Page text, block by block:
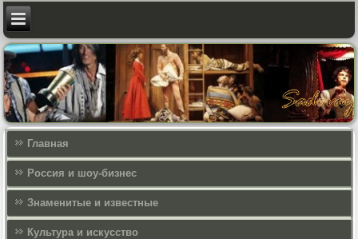
Главная
Россия и шоу-бизнес
Знаменитые и известные
Культура и искусcтво